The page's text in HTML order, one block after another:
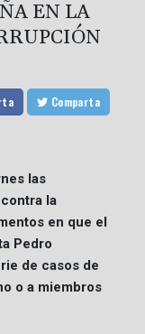
EN LA
Comparta
las
la
en que el
Pedro
de casos de
o a miembros